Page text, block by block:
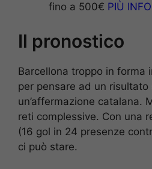
fino a 500€ PIÙ INFO
Il pronostico
Barcellona troppo in forma
per pensare ad un risultato
un’affermazione catalana.
reti complessive. Con una
(16 gol in 24 presenze
ci può stare.